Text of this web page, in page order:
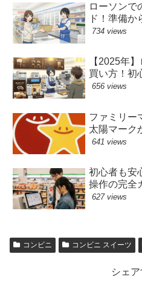
ローソンで
ド！準備か
734 views
【2025年
買い方！初
656 views
ファミリー
太陽マーク
641 views
初心者も安
操作の完全
627 views
コンビニ コンビニ スイーツ
シェア